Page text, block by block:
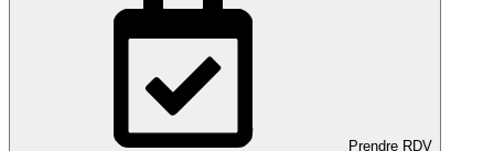
Prendre RDV